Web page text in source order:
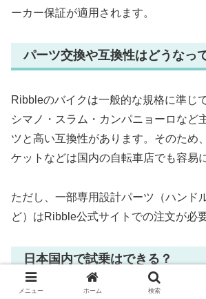
ーカー保証が適用されます。
パーツ交換や互換性はどうなっ
Ribbleのバイクは一般的な規格に準じ
シマノ・スラム・カンパニョーロなど
ツと高い互換性があります。そのため
ケットなどは国内の自転車店でも容易
ただし、一部専用設計パーツ（ハンド
ど）はRibble公式サイトでの注文が必
日本国内で試乗はできる？
メニュー ホーム 検索